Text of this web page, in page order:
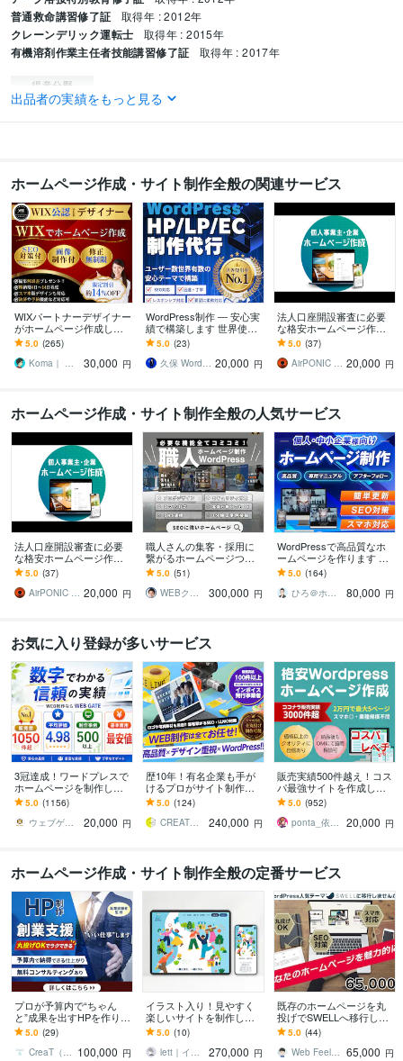
普通救命講習修了証 取得年 : 2012年
クレーンデリック運転士 取得年 : 2015年
有機溶剤作業主任者技能講習修了証 取得年 : 2017年
得意分野
Web制作・HP作成・EC構築 デザイン性の高いWebサイト制作
ビジネス 美容 企業
出品者の実績をもっと見る
ホームページ作成・サイト制作全般の関連サービス
WIXパートナーデザイナー
がホームページ作成しま
す SEO・画像制作！リニ
ューアルもOK！開業等個
人～会社サイト
5.0 (265)
Koma｜ WEB制作9年
30,000 円
WordPress制作 ― 安心実
績で構築します 世界使用
率No.1「DIVI」で信頼と
成果を両立するサイト
5.0 (23)
久保 WordPressカスタマイズ 20,000 円
法人口座開設審査に必要
な格安ホームページ作成
します 法人銀行口座開設
審査、webサイト作成、コ
ーポレートサイトに
5.0 (37)
AirPONIC JOHN（ジョン） 20,000 円
ホームページ作成・サイト制作全般の人気サービス
法人口座開設審査に必要
な格安ホームページ作成
します 法人銀行口座開設
審査、webサイト作成、コ
ーポレートサイトに
5.0 (37)
AirPONIC JOHN（ジョン） 20,000 円
職人さんの集客・採用に
繋がるホームページつく
ります 大手ホームページ
制作会社で7年で200社以
上の制作実績！
5.0 (51)
WEBクリエイター ヨシ
300,000 円
WordPressで高品質なホ
ームページを作ります シ
ンプル/SEO/ホームペー
ジ/おしゃれ/スタイリッシ
ュ
5.0 (164)
ひろ＠ホームページ制作
80,000 円
お気に入り登録が多いサービス
3冠達成！ワードプレスで
ホームページを制作しま
す WEB制作＆デザイン部
門1位（販売数・評価数・
お気に入り数）
5.0 (1156)
ウェブゲート
20,000 円
歴10年！有名企業も手が
けるプロがサイト制作し
ます 初心者でも安心★ヒ
アリング重視・要望に沿
って柔軟に対応可能
5.0 (124)
CREATORSZERO
240,000 円
販売実績500件越え！コス
パ最強サイトを作成しま
す 起業、副業、ブログ！
WPで更新楽々！オリジナ
ルデザイン可能
5.0 (952)
ponta_依頼多数のため返信遅れます
20,000 円
ホームページ作成・サイト制作全般の定番サービス
プロが予算内で“ちゃん
と”成果を出すHPを作りま
す 【創業支援×集客特化】
マネージャー＆若手のチ
ーム体制でご提供
5.0 (29)
CreaT（クレアト） 100,000 円
イラスト入り！見やすく
楽しいサイトを制作しま
す イラストたっぷり素敵
なサイトをお作りいたし
ます！
5.0 (10)
lett｜イラストHP・ロゴ制作
270,000 円
既存のホームページを丸
投げでSWELLへ移行しま
す SWELLテーマに移行し
HPをおしゃれに刷新！
5.0 (44)
Web Feels ケイ 65,000 円